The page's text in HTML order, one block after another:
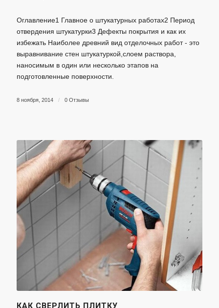
Оглавление1 Главное о штукатурных работах2 Период
отвердения штукатурки3 Дефекты покрытия и как их
избежать Наиболее древний вид отделочных работ - это
выравнивание стен штукатуркой,слоем раствора,
наносимым в один или несколько этапов на
подготовленные поверхности.
8 ноября, 2014 / 0 Отзывы
КАК СВЕРЛИТЬ ПЛИТКУ